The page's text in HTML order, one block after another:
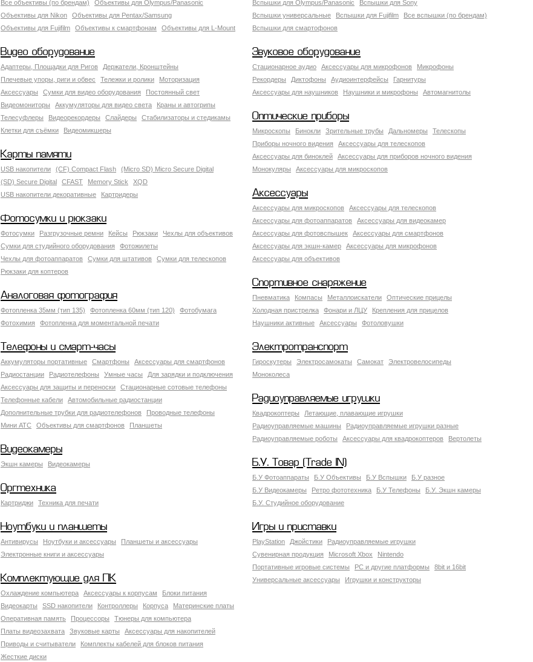
Все объективы (по брендам)
Объективы для Olympus/Panasonic
Объективы для Nikon
Объективы для Pentax/Samsung
Объективы для Fujifilm
Объективы к смартфонам Объективы для L-Mount
Вспышки для Olympus/Panasonic
Вспышки для Sony
Вспышки универсальные
Вспышки для Fujifilm
Все вспышки (по брендам)
Вспышки для смартофонов
Видео оборудование
Адаптеры, Площадки для Ригов
Держатели, Кронштейны
Плечевые упоры, риги и обвес
Тележки и ролики
Моторизация
Аксессуары
Сумки для видео оборудования
Постоянный свет
Видеомониторы
Аккумуляторы для видео света
Краны и автогрипы
Телесуфлеры
Видеорекордеры Слайдеры
Стабилизаторы и стедикамы
Клетки для съёмки
Видеомикшеры
Звуковое оборудование
Стационарное аудио Аксессуары для микрофонов
Микрофоны
Рекордеры
Диктофоны Аудиоинтерфейсы
Гарнитуры
Аксессуары для наушников
Наушники и микрофоны Автомагнитолы
Оптические приборы
Микроскопы Бинокли Зрительные трубы Дальномеры
Телескопы
Приборы ночного видения
Аксессуары для телескопов
Аксессуары для биноклей
Аксессуары для приборов ночного видения
Монокуляры
Аксессуары для микроскопов
Карты памяти
USB накопители (CF) Compact Flash
(Micro SD) Micro Secure Digital
(SD) Secure Digital
CFAST Memory Stick
XQD
USB накопители декоративные
Картридеры Аксессуары
Аксессуары для микроскопов
Аксессуары для телескопов
Аксессуары для фотоаппаратов
Аксессуары для видеокамер
Аксессуары для фотовспышек
Аксессуары для смартфонов
Аксессуары для экшн-камер
Аксессуары для микрофонов
Аксессуары для объективов
Фотосумки и рюкзаки
Фотосумки Разгрузочные ремни Кейсы Рюкзаки
Чехлы для объективов
Сумки для студийного оборудования
Фотожилеты
Чехлы для фотоаппаратов
Сумки для штативов
Сумки для телескопов
Рюкзаки для коптеров
Спортивное снаряжение
Пневматика Компасы Металлоискатели
Оптические прицелы
Холодная пристрелка
Фонари и ЛЦУ
Крепления для прицелов
Наушники активные
Аксессуары Фотоловушки
Аналоговая фотография
Фотопленка 35мм (тип 135) Фотопленка 60мм (тип 120)
Фотобумага
Фотохимия
Фотопленка для моментальной печати
Телефоны и смарт-часы
Аккумуляторы портативные Смартфоны
Аксессуары для смартфонов
Радиостанции
Радиотелефоны Умные часы
Для зарядки и подключения
Аксессуары для защиты и переноски
Стационарные сотовые телефоны
Телефонные кабели
Автомобильные радиостанции
Дополнительные трубки для радиотелефонов
Проводные телефоны
Мини АТС
Объективы для смартфонов Планшеты
Электротранспорт
Гироскутеры Электросамокаты Самокат
Электровелосипеды
Моноколеса
Радиоуправляемые игрушки
Квадрокоптеры
Летающие, плавающие игрушки
Радиоуправляемые машины
Радиоуправляемые игрушки разные
Радиоуправляемые роботы
Аксессуары для квадрокоптеров Вертолеты
Видеокамеры
Экшн камеры Видеокамеры Б.У. Товар (Trade IN)
Б.У Фотоаппараты Б.У Объективы Б.У Вспышки
Б.У разное
Б.У Видеокамеры
Ретро фототехника Б.У Телефоны
Б.У. Экшн камеры
Б.У. Студийное оборудование
Оргтехника
Картриджи Техника для печати
Ноутбуки и планшеты
Антивирусы Ноутбуки и аксессуары
Планшеты и аксессуары
Электронные книги и аксессуары
Игры и приставки
PlayStation Джойстики
Радиоуправляемые игрушки
Сувенирная продукция
Microsoft Xbox
Nintendo
Портативные игровые системы
PC и другие платформы
8bit и 16bit
Универсальные аксессуары
Игрушки и конструкторы
Комплектующие для ПК
Охлаждение компьютера Аксессуары к корпусам
Блоки питания
Видеокарты
SSD накопители Контроллеры Корпуса
Материнские платы
Оперативная память
Процессоры
Тюнеры для компьютера
Платы видеозахвата
Звуковые карты
Аксессуары для накопителей
Приводы и считыватели
Комплекты кабелей для блоков питания
Жесткие диски